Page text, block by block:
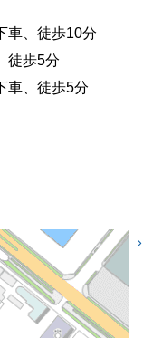
車、徒歩10分
徒歩5分
車、徒歩5分